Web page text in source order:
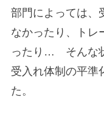
部門によっては、
なかったり、トレ
ったり… そんな
受入れ体制の平準
た。